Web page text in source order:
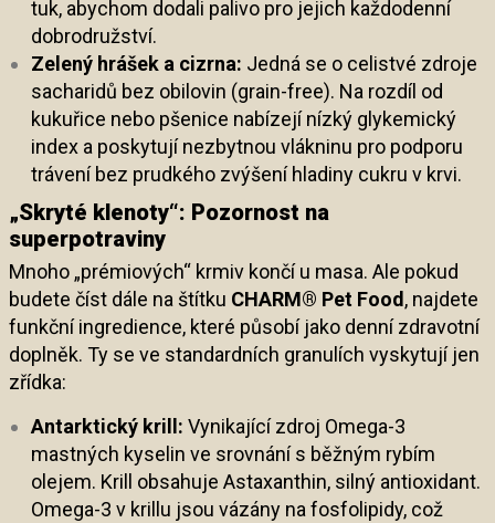
tuk, abychom dodali palivo pro jejich každodenní
dobrodružství.
Zelený hrášek a cizrna: Jedná se o celistvé zdroje
sacharidů bez obilovin (grain-free). Na rozdíl od
kukuřice nebo pšenice nabízejí nízký glykemický
index a poskytují nezbytnou vlákninu pro podporu
trávení bez prudkého zvýšení hladiny cukru v krvi.
„Skryté klenoty“: Pozornost na
superpotraviny
Mnoho „prémiových“ krmiv končí u masa. Ale pokud
budete číst dále na štítku CHARM® Pet Food, najdete
funkční ingredience, které působí jako denní zdravotní
doplněk. Ty se ve standardních granulích vyskytují jen
zřídka:
Antarktický krill: Vynikající zdroj Omega-3
mastných kyselin ve srovnání s běžným rybím
olejem. Krill obsahuje Astaxanthin, silný antioxidant.
Omega-3 v krillu jsou vázány na fosfolipidy, což